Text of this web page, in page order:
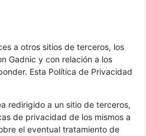
a otros sitios de terceros, los
Gadnic y con relación a los
Esta Política de Privacidad
redirigido a un sitio de terceros,
de privacidad de los mismos a
el eventual tratamiento de